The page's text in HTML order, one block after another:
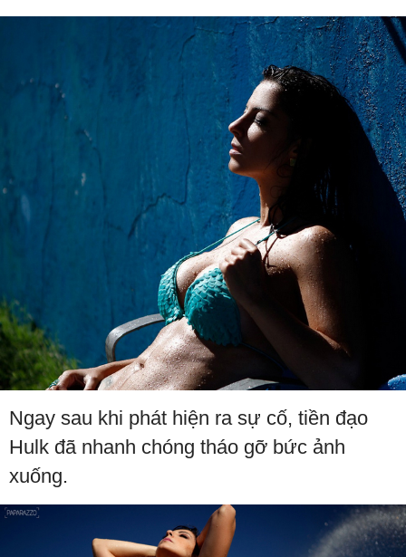
Ngay sau khi phát hiện ra sự cố, tiền đạo
Hulk đã nhanh chóng tháo gỡ bức ảnh
xuống.